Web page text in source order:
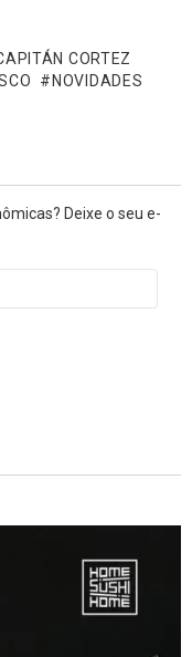
CORTEZ
NOVIDADES
Deixe o seu e-